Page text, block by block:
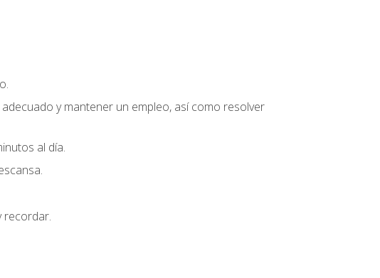
y mantener un empleo, así como resolver
al día.
recordar.